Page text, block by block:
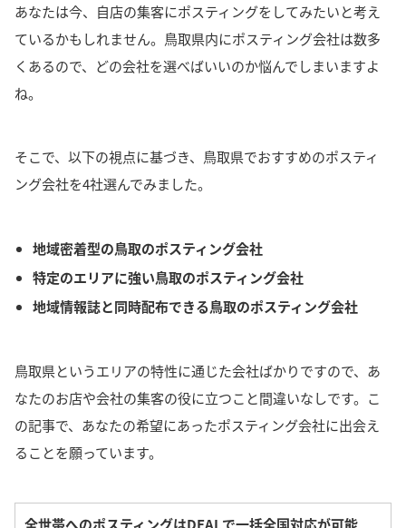
あなたは今、自店の集客にポスティングをしてみたいと考え
ているかもしれません。 鳥取県内にポスティング会社は数多
くあるので、どの会社を選べばいいのか悩んでしまいますよ
ね。
そこで、以下の視点に基づき、鳥取県でおすすめのポスティ
ング会社を4社選んでみました。
地域密着型の鳥取のポスティング会社
特定のエリアに強い鳥取のポスティング会社
地域情報誌と同時配布できる鳥取のポスティング会社
鳥取県というエリアの特性に通じた会社ばかりですので、あ
なたのお店や会社の集客の役に立つこと間違いなしです。 こ
の記事で、あなたの希望にあったポスティング会社に出会え
ることを願っています。
全世帯へのポスティングはDEALで一括全国対応が可能